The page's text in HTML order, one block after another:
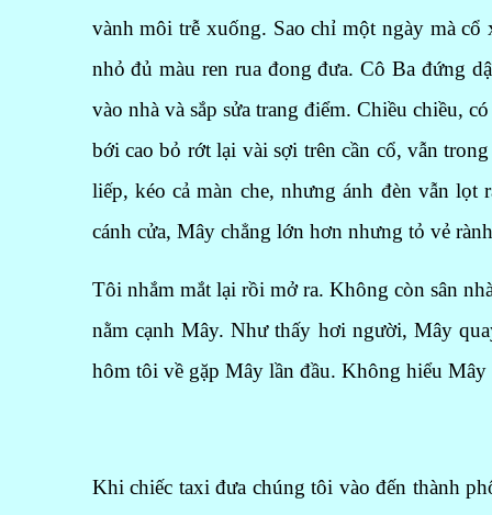
vành môi trễ xuống. Sao chỉ một ngày mà
nhỏ đủ màu ren rua đong đưa. Cô Ba đứng
vào nhà và sắp sửa trang điểm. Chiều chiều,
bới cao bỏ rớt lại vài sợi trên cần cổ, vẫn
liếp, kéo cả màn che, nhưng ánh đèn vẫn
cánh cửa, Mây chẳng lớn hơn nhưng tỏ vẻ
Tôi nhắm mắt lại rồi mở ra. Không còn sân
nằm cạnh Mây. Như thấy hơi người, Mây
hôm tôi về gặp Mây lần đầu. Không hiểu
Khi chiếc taxi đưa chúng tôi vào đến thành